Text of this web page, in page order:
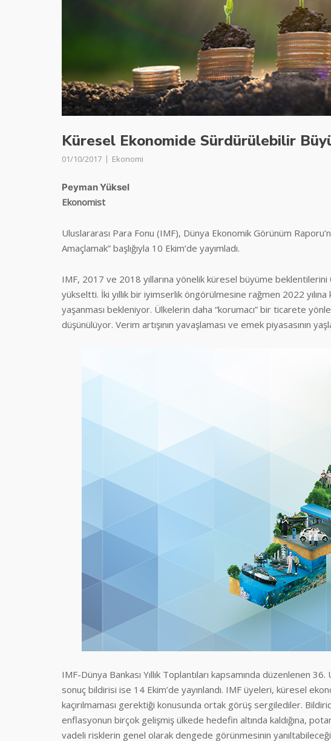
Küresel Ekonomide Sürdürülebilir
01/10/2017 Ekonomi
Peyman Yüksel
Ekonomist
Uluslararası Para Fonu (IMF), Dünya Ekonomik Görünüm
Amaçlamak” başlığıyla 10 Ekim’de yayımladı.
IMF, 2017 ve 2018 yıllarına yönelik küresel büyüme
yükseltti. İki yıllık bir iyimserlik öngörülmesine rağmen 2022
yaşanması bekleniyor. Ülkelerin daha “korumacı” bir ticarete
düşünülüyor. Verim artışının yavaşlaması ve emek piyasasının
IMF-Dünya Bankası Yıllık Toplantıları kapsamında düzenlenen
sonuç bildirisi ise 14 Ekim’de yayınlandı. IMF üyeleri, küresel
kaçırılmaması gerektiği konusunda ortak görüş sergilediler.
enflasyonun birçok gelişmiş ülkede hedefin altında kaldığına,
vadeli risklerin genel olarak dengede görünmesinin